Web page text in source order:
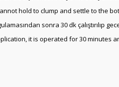
hold to clump and settle to the
sonra 30 dk çalıştırılıp
it is operated for 30 minutes